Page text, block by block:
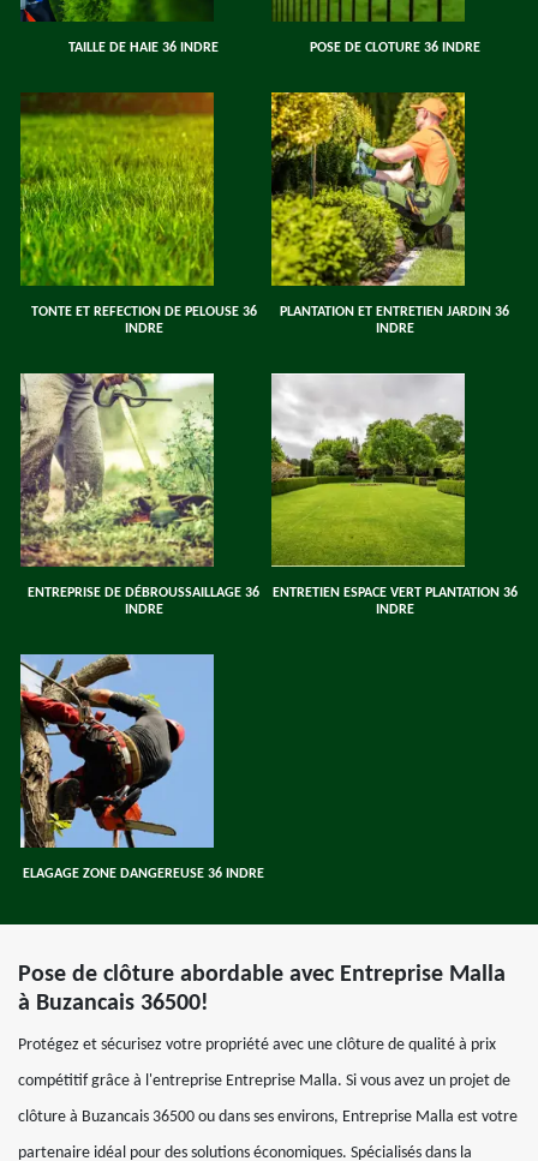
TAILLE DE HAIE 36 INDRE POSE DE CLOTURE 36 INDRE
TONTE ET REFECTION DE PELOUSE 36
INDRE
PLANTATION ET ENTRETIEN JARDIN 36
INDRE
ENTREPRISE DE DÉBROUSSAILLAGE 36
INDRE
ENTRETIEN ESPACE VERT PLANTATION 36
INDRE
ELAGAGE ZONE DANGEREUSE 36 INDRE
Pose de clôture abordable avec Entreprise Malla
à Buzancais 36500!
Protégez et sécurisez votre propriété avec une clôture de qualité à prix
compétitif grâce à l'entreprise Entreprise Malla. Si vous avez un projet de
clôture à Buzancais 36500 ou dans ses environs, Entreprise Malla est votre
partenaire idéal pour des solutions économiques. Spécialisés dans la